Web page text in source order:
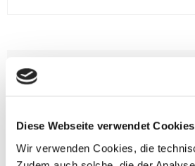
Diese Webseite verwendet Cookies
Wir verwenden Cookies, die
**Halbes Doppelzimmer: Zwei
Personen teilen sich die Unterkunft.
nach Reise) bei Buchung entweder
Finden wir eine/n Partner/in, dann